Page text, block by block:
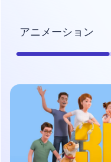
アニメーション